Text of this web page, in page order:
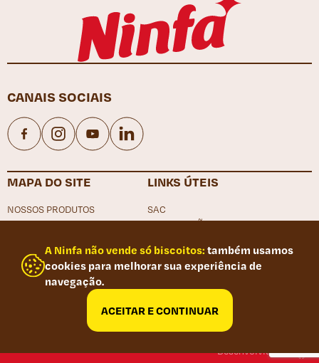
CANAIS SOCIAIS
MAPA DO SITE
NOSSOS PRODUTOS
NOSSAS RECEITAS
NINFA
CONTATO
LINKS ÚTEIS
SAC
LOCALIZAÇÃO
CANAL DE DENÚNCIA
POLÍTICA DE PRIVACIDADE
RELATÓRIO DE IGUALDADE SALARIAL
Desenvolvido por
A Ninfa não vende só biscoitos: também usamos
cookies para melhorar sua experiência de
navegação.
ACEITAR E CONTINUAR